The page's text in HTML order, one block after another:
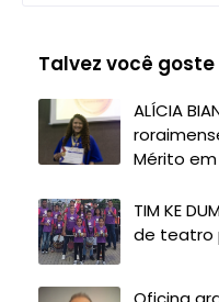
Talvez você
ALÍCIA
Mérito
TIM KE
de teatro